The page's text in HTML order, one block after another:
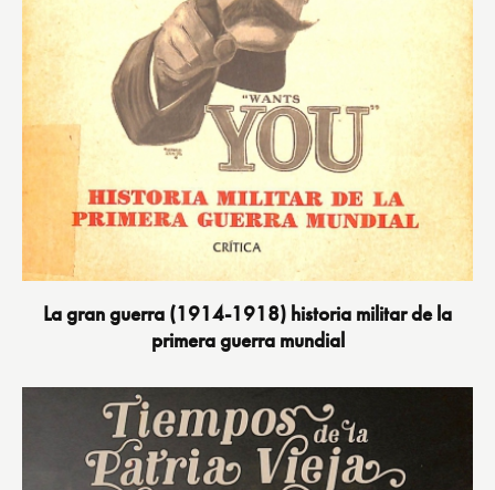
La gran guerra (1914-1918) historia militar de la
primera guerra mundial